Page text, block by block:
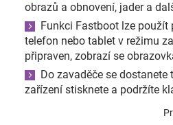
obrazů a obnovení, jader a
Funkci Fastboot lze použít
telefon nebo tablet v režimu
připraven, zobrazí se
Do zavaděče se dostanete
zařízení stisknete a podržíte